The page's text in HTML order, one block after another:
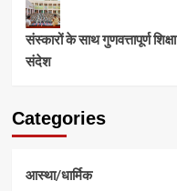
संस्कारों के साथ गुणवत्तापूर्ण शिक्षा
संदेश
Categories
आस्था/धार्मिक